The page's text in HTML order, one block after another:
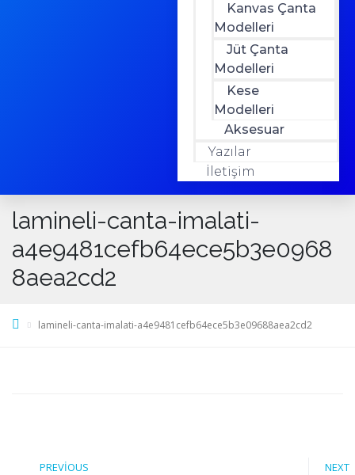
Kanvas Çanta
Modelleri
Jüt Çanta
Modelleri
Kese
Modelleri
Aksesuar
Yazılar
İletişim
lamineli-canta-imalati-
a4e9481cefb64ece5b3e0968
8aea2cd2
lamineli-canta-imalati-a4e9481cefb64ece5b3e09688aea2cd2
PREVIOUS NEXT